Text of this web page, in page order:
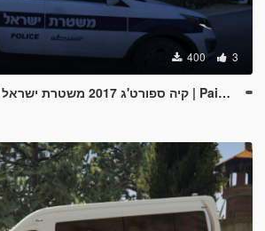
400 3
Kia sportage 2017 | קיה ספורט'ג 2017 משטרת ישראל | Paintjob